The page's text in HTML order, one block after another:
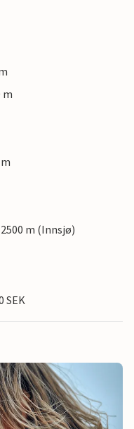
m
m (Innsjø)
SEK